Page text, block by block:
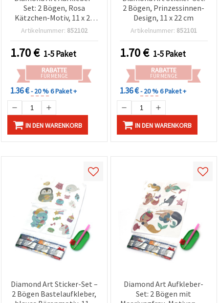
Set: 2 Bögen, Rosa
Kätzchen-Motiv, 11 x 22
cm
Artikelnummer: 852102
1.70€ 1-5 Paket
RABATTE
FÜR MENGE
1.36 €- 20 %6 Paket +
IN DEN WARENKORB
2 Bögen, Prinzessinnen-
Design, 11 x 22 cm
Artikelnummer: 852101
1.70€ 1-5 Paket
RABATTE
FÜR MENGE
1.36 €- 20 %6 Paket +
IN DEN WARENKORB
Diamond Art Sticker-Set –
2 Bögen Bastelaufkleber,
Diamond Art Aufkleber-
Set: 2 Bögen mit